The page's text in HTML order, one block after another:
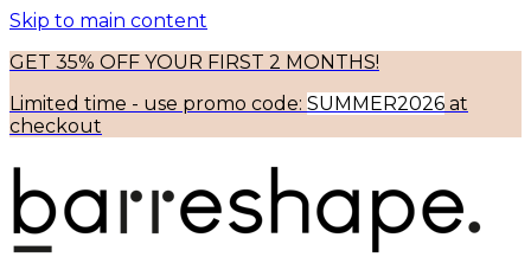
Skip to main content
GET 35% OFF YOUR FIRST 2 MONTHS!
Limited time - use promo code: SUMMER2026 at
checkout